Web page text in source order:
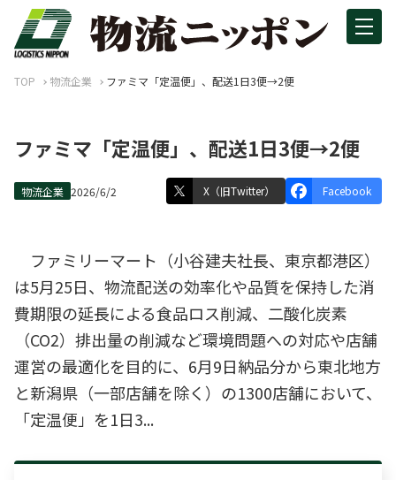
TOP 物流企業 ファミマ「定温便」、配送1日3便→2便
ファミマ「定温便」、配送1日3便→2便
物流企業 2026/6/2 X（旧Twitter） Facebook
ファミリーマート（小谷建夫社長、東京都港区）
は5月25日、物流配送の効率化や品質を保持した消
費期限の延長による食品ロス削減、二酸化炭素
（CO2）排出量の削減など環境問題への対応や店舗
運営の最適化を目的に、6月9日納品分から東北地方
と新潟県（一部店舗を除く）の1300店舗において、
「定温便」を1日3...